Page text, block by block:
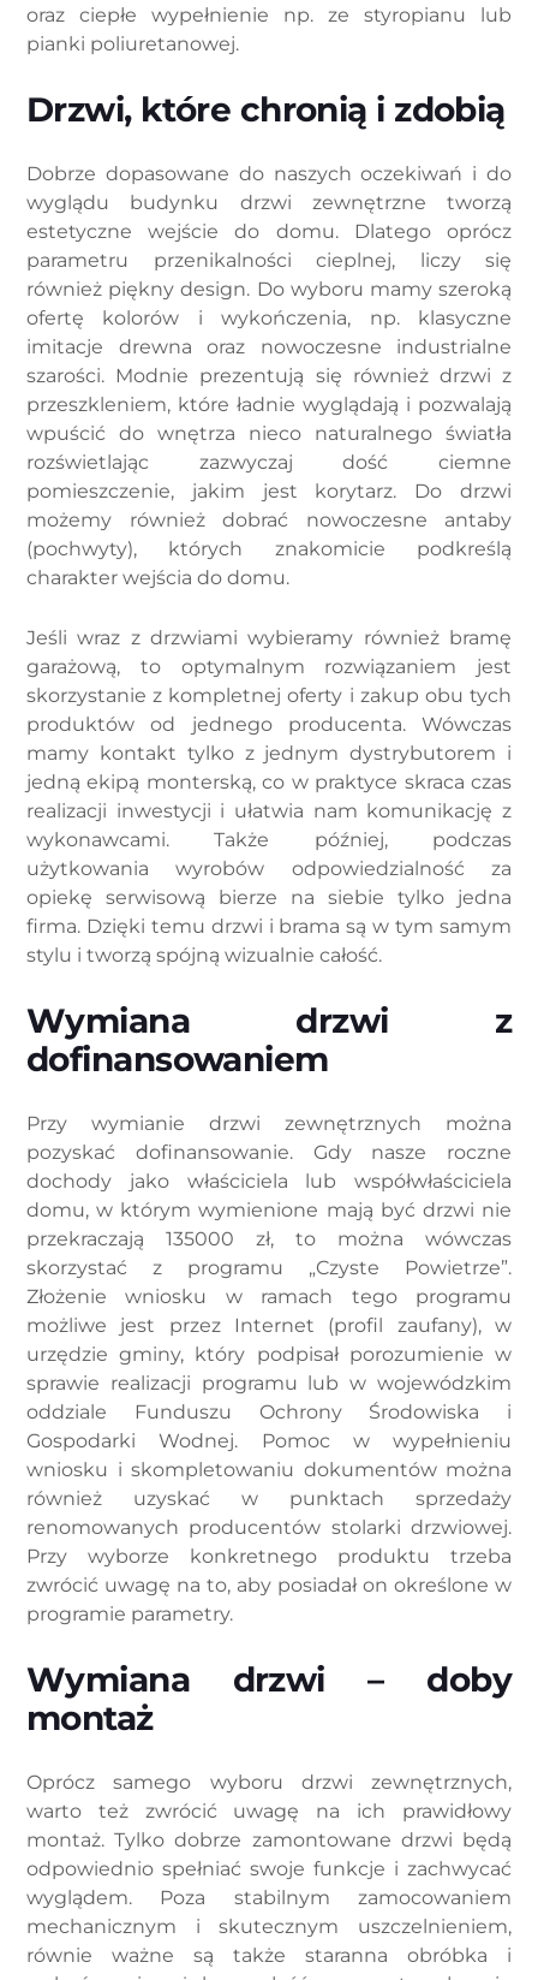
oraz ciepłe wypełnienie np. ze styropianu lub
pianki poliuretanowej.
Drzwi, które chronią i zdobią
Dobrze dopasowane do naszych oczekiwań i do
wyglądu budynku drzwi zewnętrzne tworzą
estetyczne wejście do domu. Dlatego oprócz
parametru przenikalności cieplnej, liczy się
również piękny design. Do wyboru mamy szeroką
ofertę kolorów i wykończenia, np. klasyczne
imitacje drewna oraz nowoczesne industrialne
szarości. Modnie prezentują się również drzwi z
przeszkleniem, które ładnie wyglądają i pozwalają
wpuścić do wnętrza nieco naturalnego światła
rozświetlając zazwyczaj dość ciemne
pomieszczenie, jakim jest korytarz. Do drzwi
możemy również dobrać nowoczesne antaby
(pochwyty), których znakomicie podkreślą
charakter wejścia do domu.
Jeśli wraz z drzwiami wybieramy również bramę
garażową, to optymalnym rozwiązaniem jest
skorzystanie z kompletnej oferty i zakup obu tych
produktów od jednego producenta. Wówczas
mamy kontakt tylko z jednym dystrybutorem i
jedną ekipą monterską, co w praktyce skraca czas
realizacji inwestycji i ułatwia nam komunikację z
wykonawcami. Także później, podczas
użytkowania wyrobów odpowiedzialność za
opiekę serwisową bierze na siebie tylko jedna
firma. Dzięki temu drzwi i brama są w tym samym
stylu i tworzą spójną wizualnie całość.
Wymiana drzwi z
dofinansowaniem
Przy wymianie drzwi zewnętrznych można
pozyskać dofinansowanie. Gdy nasze roczne
dochody jako właściciela lub współwłaściciela
domu, w którym wymienione mają być drzwi nie
przekraczają 135000 zł, to można wówczas
skorzystać z programu „Czyste Powietrze”.
Złożenie wniosku w ramach tego programu
możliwe jest przez Internet (profil zaufany), w
urzędzie gminy, który podpisał porozumienie w
sprawie realizacji programu lub w wojewódzkim
oddziale Funduszu Ochrony Środowiska i
Gospodarki Wodnej. Pomoc w wypełnieniu
wniosku i skompletowaniu dokumentów można
również uzyskać w punktach sprzedaży
renomowanych producentów stolarki drzwiowej.
Przy wyborze konkretnego produktu trzeba
zwrócić uwagę na to, aby posiadał on określone w
programie parametry.
Wymiana drzwi – doby
montaż
Oprócz samego wyboru drzwi zewnętrznych,
warto też zwrócić uwagę na ich prawidłowy
montaż. Tylko dobrze zamontowane drzwi będą
odpowiednio spełniać swoje funkcje i zachwycać
wyglądem. Poza stabilnym zamocowaniem
mechanicznym i skutecznym uszczelnieniem,
równie ważne są także staranna obróbka i